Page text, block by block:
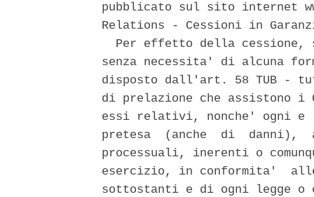
pubblicato sul sito internet
Relations - Cessioni in
Per effetto della cessione,
senza necessita' di alcuna
disposto dall'art. 58 TUB -
di prelazione che
essi relativi, nonche' ogni
pretesa  (anche  di  danni),
processuali, inerenti o
esercizio, in conformita'
sottostanti e di ogni legge